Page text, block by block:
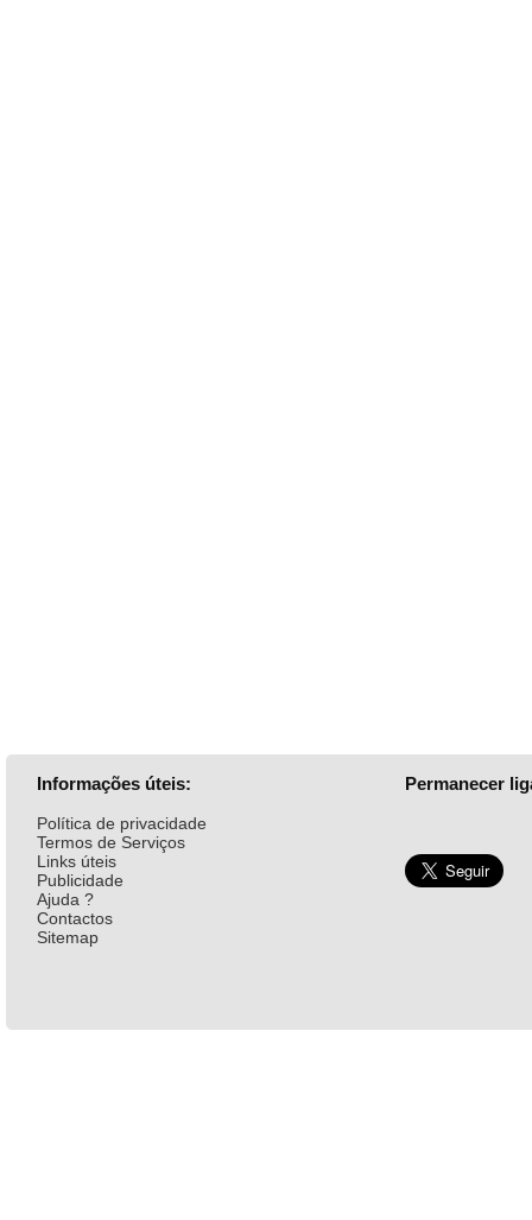
Informações úteis:
Política de privacidade
Termos de Serviços
Links úteis
Publicidade
Ajuda ?
Contactos
Sitemap
Permanecer